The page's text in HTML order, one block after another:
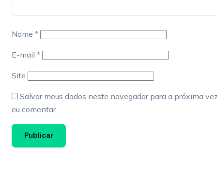
Nome *
E-mail *
Site
Salvar meus dados neste navegador para a próxima
eu comentar.